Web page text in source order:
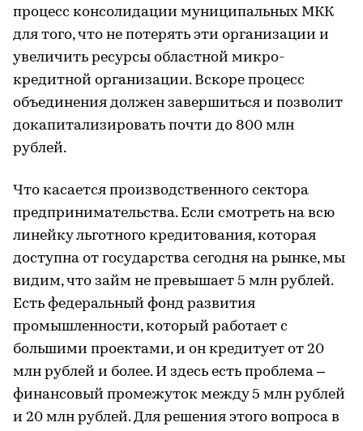
процесс консолидации муниципальных МКК
для того, что не потерять эти организации и
увеличить ресурсы областной микро-
кредитной организации. Вскоре процесс
объединения должен завершиться и позволит
докапитализировать почти до 800 млн
рублей.
Что касается производственного сектора
предпринимательства. Если смотреть на всю
линейку льготного кредитования, которая
доступна от государства сегодня на рынке, мы
видим, что займ не превышает 5 млн рублей.
Есть федеральный фонд развития
промышленности, который работает с
большими проектами, и он кредитует от 20
млн рублей и более. И здесь есть проблема –
финансовый промежуток между 5 млн рублей
и 20 млн рублей. Для решения этого вопроса в